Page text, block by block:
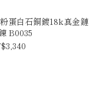
蛋白石銅鍍18k真金鏈
B0035